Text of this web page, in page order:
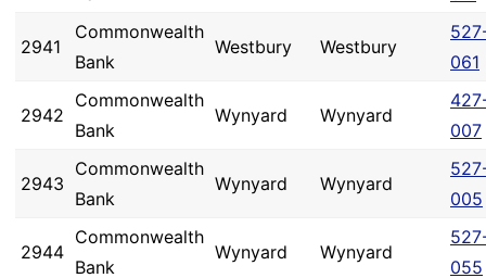
2941
Commonwealth
Bank
Westbury Westbury
061
2942
Commonwealth
Bank
Wynyard Wynyard
007
2943
Commonwealth
Bank
Wynyard Wynyard
005
2944
Commonwealth
Bank
Wynyard Wynyard
055